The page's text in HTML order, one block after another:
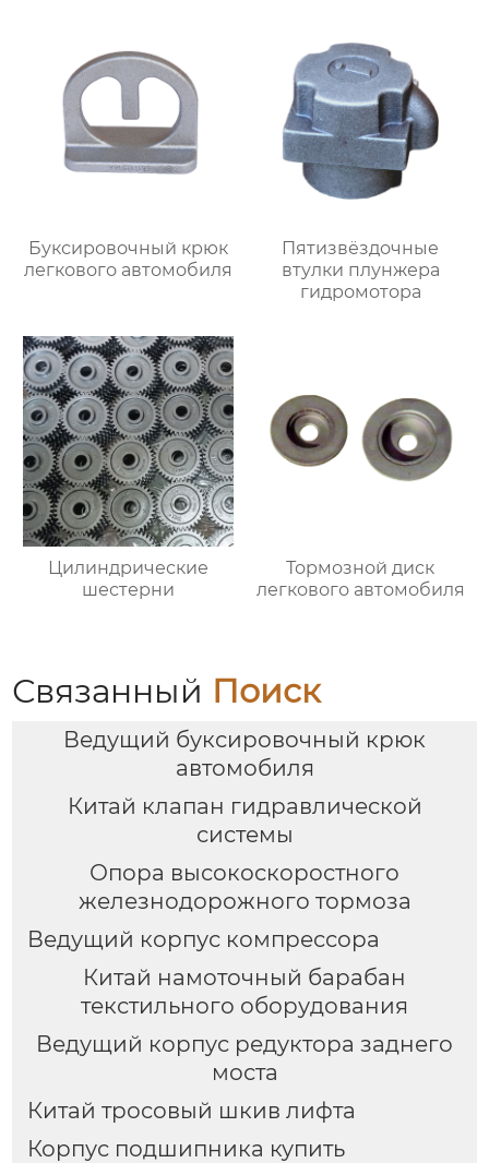
Буксировочный крюк
легкового автомобиля
Пятизвёздочные
втулки плунжера
гидромотора
Цилиндрические
шестерни
Тормозной диск
легкового автомобиля
Связанный Поиск
Ведущий буксировочный крюк
автомобиля
Китай клапан гидравлической
системы
Опора высокоскоростного
железнодорожного тормоза
Ведущий корпус компрессора
Китай намоточный барабан
текстильного оборудования
Ведущий корпус редуктора заднего
моста
Китай тросовый шкив лифта
Корпус подшипника купить